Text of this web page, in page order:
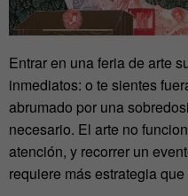
Entrar en una feria de arte
inmediatos: o te sientes
abrumado por una
necesario. El arte no
atención, y recorrer un
requiere más estrategia